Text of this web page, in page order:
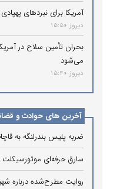
آمریکا برای نبردهای
دیروز 15:50
بحران تأمین سلاح در
می‌شود
دیروز 15:40
آخرین های حوادث و
ضربه پلیس بندرلنگه به
سارق حرفه‌ای
روایت مطرح‌شده درباره